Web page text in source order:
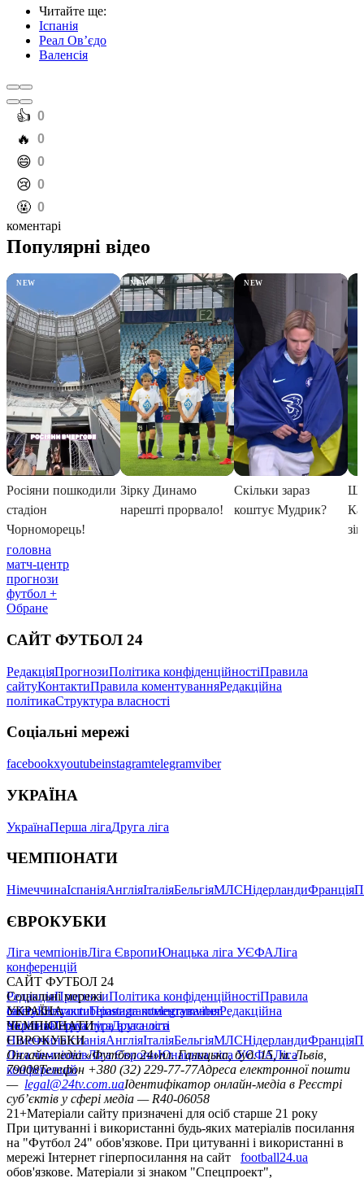
Читайте ще:
Іспанія
Реал Ов’єдо
Валенсія
️👍 0
️🔥 0
️😄 0
️😢 0
️🤬 0
коментарі
головна
матч-центр
прогнози
футбол +
Обране
САЙТ ФУТБОЛ 24
РедакціяПрогнозиПолітика конфіденційностіПравила
сайтуКонтактиПравила коментуванняРедакційна
політикаСтруктура власності
Соціальні мережі
facebookxyoutubeinstagramtelegramviber
УКРАЇНА
УкраїнаПерша лігаДруга ліга
ЧЕМПІОНАТИ
НімеччинаІспаніяАнгліяІталіяБельгіяМЛСНідерландиФранція
ЄВРОКУБКИ
Ліга чемпіонівЛіга ЄвропиЮнацька ліга УЄФАЛіга
конференцій
САЙТ ФУТБОЛ 24
РедакціяПрогнозиПолітика конфіденційностіПравила
сайтуКонтактиПравила коментуванняРедакційна
політикаСтруктура власності
Соціальні мережі
facebookxyoutubeinstagramtelegramviber
УКРАЇНА
УкраїнаПерша лігаДруга ліга
ЧЕМПІОНАТИ
НімеччинаІспаніяАнгліяІталіяБельгіяМЛСНідерландиФранція
ЄВРОКУБКИ
Ліга чемпіонівЛіга ЄвропиЮнацька ліга УЄФАЛіга
конференцій
Онлайн-медіа «Футбол 24»пл. Галицька, буд. 15, м. Львів,
79008Телефон +380 (32) 229-77-77Адреса електронної пошти
— legal@24tv.com.uaІдентифікатор онлайн-медіа в Реєстрі
суб’єктів у сфері медіа — R40-06058
21+Матеріали сайту призначені для осіб старше 21 року
При цитуванні і використанні будь-яких матеріалів посилання
на "Футбол 24" обов'язкове. При цитуванні і використанні в
мережі Інтернет гіперпосилання на сайт
football24.ua
обов'язкове. Матеріали зі знаком "Спецпроект",